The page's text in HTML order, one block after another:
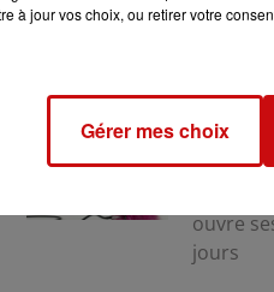
ouvre
jours
à jour vos choix, ou retirer votre
Gérer mes choix